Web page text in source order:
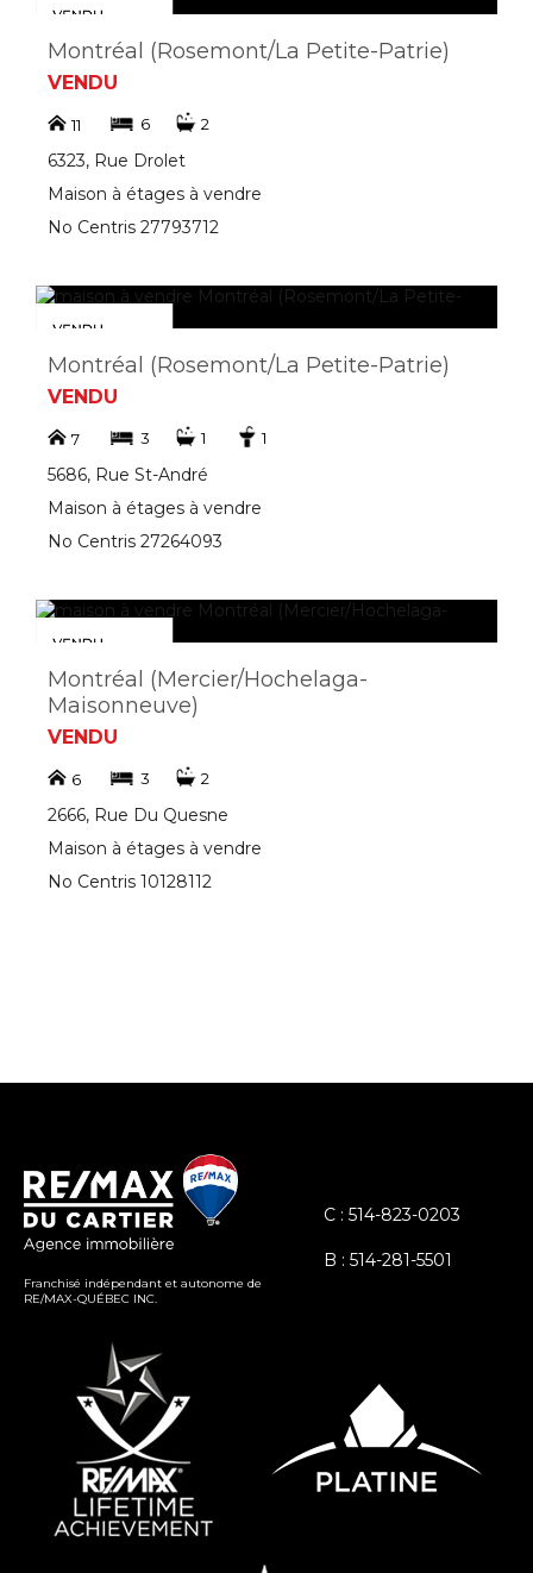
Montréal (Rosemont/La Petite-Patrie)
VENDU
11 6 2
6323, Rue Drolet
Maison à étages à vendre
No Centris 27793712
Montréal (Rosemont/La Petite-Patrie)
VENDU
7 3 1 1
5686, Rue St-André
Maison à étages à vendre
No Centris 27264093
Montréal (Mercier/Hochelaga-
Maisonneuve)
VENDU
6 3 2
2666, Rue Du Quesne
Maison à étages à vendre
No Centris 10128112
Franchisé indépendant et autonome de
RE/MAX-QUÉBEC INC.
C : 514-823-0203
B : 514-281-5501